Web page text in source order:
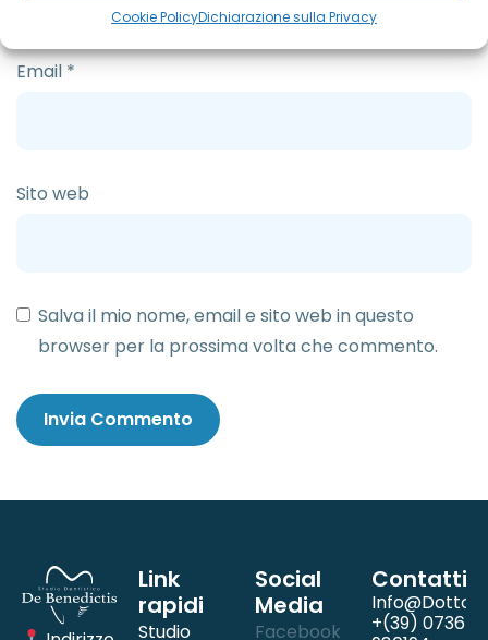
Cookie PolicyDichiarazione sulla Privacy
Email *
Sito web
Salva il mio nome, email e sito web in questo
browser per la prossima volta che commento.
Link
rapidi
Studio
Social
Media
Facebook
Contatti
+(39) 0736